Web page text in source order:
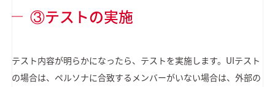
③テストの実施
テスト内容が明らかになったら、テストを実施します。UIテスト
の場合は、ペルソナに合致するメンバーがいない場合は、外部の